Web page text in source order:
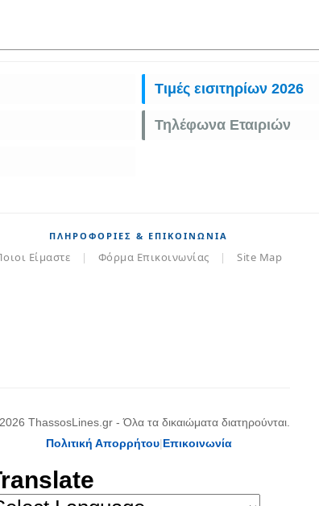
Τιμές εισιτηρίων 2026
Τηλέφωνα Εταιριών
ΠΛΗΡΟΦΟΡΊΕΣ & ΕΠΙΚΟΙΝΩΝΊΑ
Είμαστε | Φόρμα Επικοινωνίας | Site Map
ThassosLines.gr - Όλα τα δικαιώματα διατηρούνται.
Πολιτική Απορρήτου|Επικοινωνία